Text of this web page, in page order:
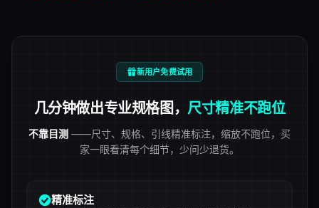
新用户免费试用
几分钟做出专业规格图，尺寸精准不跑位
不靠目测 ——尺寸、规格、引线精准标注，缩放不跑位，买
家一眼看清每个细节，少问少退货。
精准标注